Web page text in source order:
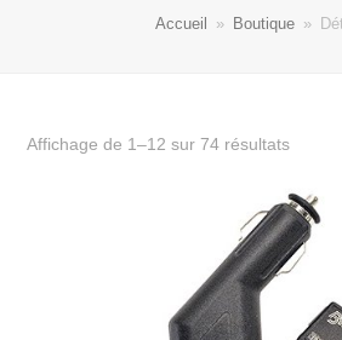
Accueil » Boutique »
Affichage de 1–12 sur 74 résultats